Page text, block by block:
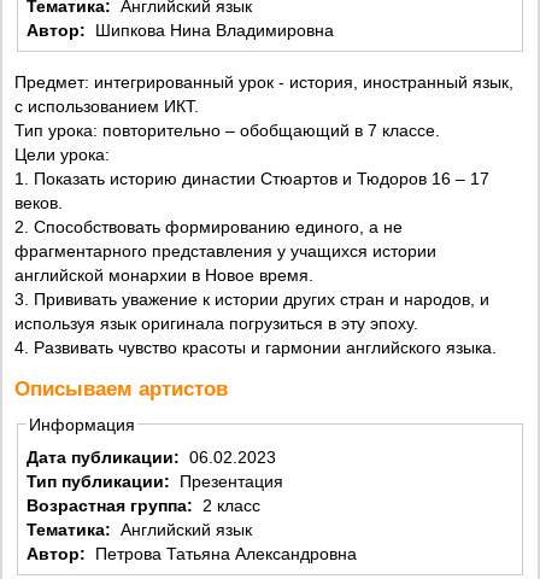
Тематика: Английский язык
Автор:
Шипкова Нина Владимировна
Предмет: интегрированный урок - история, иностранный язык,
с использованием ИКТ.
Тип урока: повторительно – обобщающий в 7 классе.
Цели урока:
1. Показать историю династии Стюартов и Тюдоров 16 – 17
веков.
2. Способствовать формированию единого, а не
фрагментарного представления у учащихся истории
английской монархии в Новое время.
3. Прививать уважение к истории других стран и народов, и
используя язык оригинала погрузиться в эту эпоху.
4. Развивать чувство красоты и гармонии английского языка.
Описываем артистов
Информация
Дата публикации: 06.02.2023
Тип публикации:
Презентация
Возрастная группа:
2 класс
Тематика: Английский язык
Автор:
Петрова Татьяна Александровна